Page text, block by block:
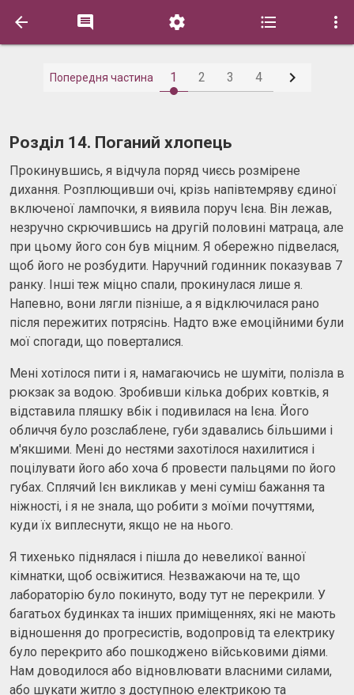
    
Попередня частина 1 2 3 4 
Розділ 14. Поганий хлопець
Прокинувшись, я відчула поряд чиєсь розмірене
дихання. Розплющивши очі, крізь напівтемряву єдиної
включеної лампочки, я виявила поруч Ієна. Він лежав,
незручно скрючившись на другій половині матраца, але
при цьому його сон був міцним. Я обережно підвелася,
щоб його не розбудити. Наручний годинник показував 7
ранку. Інші теж міцно спали, прокинулася лише я.
Напевно, вони лягли пізніше, а я відключилася рано
після пережитих потрясінь. Надто вже емоційними були
мої спогади, що поверталися.
Мені хотілося пити і я, намагаючись не шуміти, полізла в
рюкзак за водою. Зробивши кілька добрих ковтків, я
відставила пляшку вбік і подивилася на Ієна. Його
обличчя було розслаблене, губи здавались більшими і
м'якшими. Мені до нестями захотілося нахилитися і
поцілувати його або хоча б провести пальцями по його
губах. Сплячий Ієн викликав у мені суміш бажання та
ніжності, і я не знала, що робити з моїми почуттями,
куди їх виплеснути, якщо не на нього.
Я тихенько піднялася і пішла до невеликої ванної
кімнатки, щоб освіжитися. Незважаючи на те, що
лабораторію було покинуто, воду тут не перекрили. У
багатьох будинках та інших приміщеннях, які не мають
відношення до прогресистів, водопровід та електрику
було перекрито або пошкоджено військовими діями.
Нам доводилося або відновлювати власними силами,
або шукати житло з доступною електрикою та